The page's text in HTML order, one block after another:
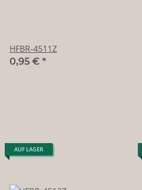
HFBR-4511Z
0,95 € *
AUF LAGER